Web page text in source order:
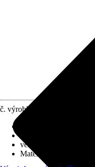
č. výrobku
velikost ok
Materiál držáku